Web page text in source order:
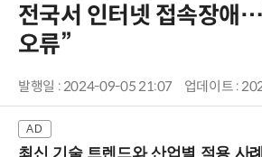
전국서 인터넷 접속장애
오류”
발행일 : 2024-09-05 21:07 업데이트 :
최신 기술 트렌드와 산업별 적용 사례, 실질적인 실행 전